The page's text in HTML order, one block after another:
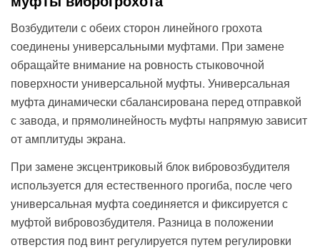
Возбудители с обеих сторон линейного грохота
соединены универсальными муфтами. При замене
обращайте внимание на ровность стыковочной
поверхности универсальной муфты. Универсальная
муфта динамически сбалансирована перед отправкой
с завода, и прямолинейность муфты напрямую зависит
от амплитуды экрана.
При замене эксцентриковый блок вибровозбудителя
используется для естественного прогиба, после чего
универсальная муфта соединяется и фиксируется с
муфтой вибровозбудителя. Разница в положении
отверстия под винт регулируется путем регулировки